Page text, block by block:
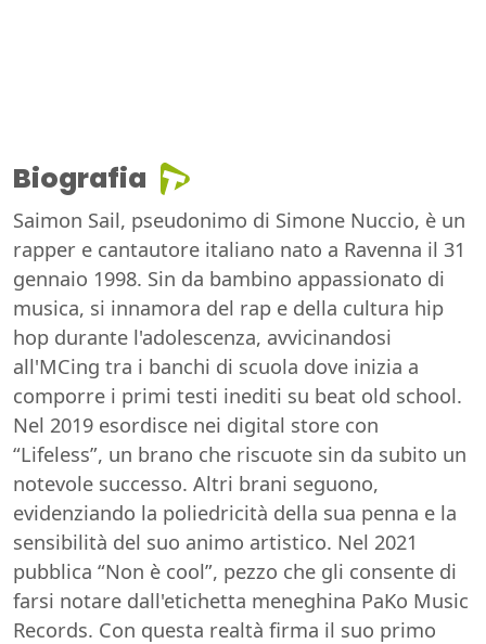
Biografia
Saimon Sail, pseudonimo di Simone Nuccio, è un
rapper e cantautore italiano nato a Ravenna il 31
gennaio 1998. Sin da bambino appassionato di
musica, si innamora del rap e della cultura hip
hop durante l'adolescenza, avvicinandosi
all'MCing tra i banchi di scuola dove inizia a
comporre i primi testi inediti su beat old school.
Nel 2019 esordisce nei digital store con
“Lifeless”, un brano che riscuote sin da subito un
notevole successo. Altri brani seguono,
evidenziando la poliedricità della sua penna e la
sensibilità del suo animo artistico. Nel 2021
pubblica “Non è cool”, pezzo che gli consente di
farsi notare dall'etichetta meneghina PaKo Music
Records. Con questa realtà firma il suo primo